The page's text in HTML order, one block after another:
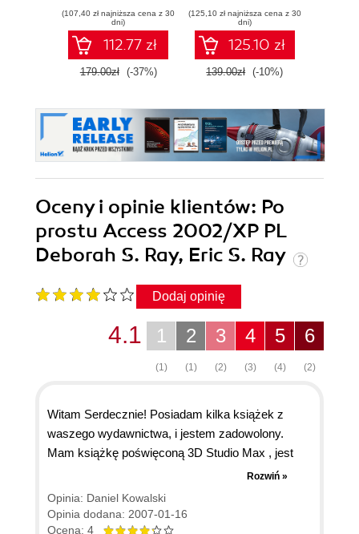
(107,40 zł najniższa cena z 30
dni)
112.77 zł
179.00zł (-37%)
Azure AD, build an
identity governance
strategy, and pass
the SC-300 exam
(125,10 zł najniższa cena z 30
dni)
125.10 zł
139.00zł (-10%)
Oceny i opinie klientów: Po
prostu Access 2002/XP PL
Deborah S. Ray, Eric S. Ray
Dodaj opinię
6
(2)
5
(4)
4
(3)
3
(2)
2
(1)
1
(1)
4.1
Witam Serdecznie! Posiadam kilka książek z
waszego wydawnictwa, i jestem zadowolony.
Mam książkę poświęconą 3D Studio Max , jest
rewelacyjna. Nauczyłem się z niej wielu rzeczy.
Moim zdaniem wyżej wymieniona książka jest
dobra, ponieważ uczy Accessa od podstaw. Druk
jest dobrej jakości. Spotkałem się jednak z
Rozwiń »
Opinia: Daniel Kowalski
Opinia dodana: 2007-01-16
Ocena: 4